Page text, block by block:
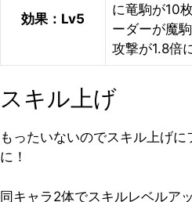
効果：Lv5
に竜駒が10
ーダーが魔
攻撃が1.8倍
スキル上げ
もったいないのでスキル上げ
に！
同キャラ2体でスキルレベルア